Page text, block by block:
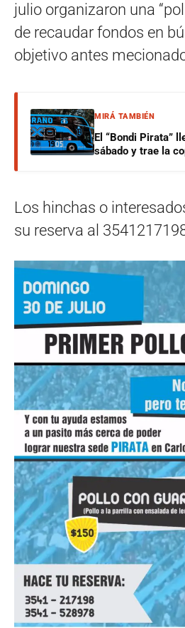
julio organizaron una
de recaudar fondos en
objetivo antes
MIRÁ TAMBIÉN
El “Bondi Pirata”
sábado y trae la
Los hinchas o
su reserva al